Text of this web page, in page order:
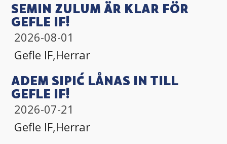
SEMIN ZULUM ÄR KLAR FÖR
GEFLE IF!
2026-08-01
Gefle IF,Herrar
ADEM SIPIĆ LÅNAS IN TILL
GEFLE IF!
2026-07-21
Gefle IF,Herrar